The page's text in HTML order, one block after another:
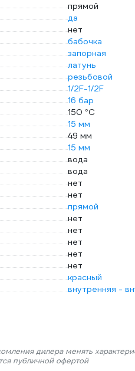
прямой
да
нет
бабочка
запорная
латунь
резьбовой
1/2F-1/2F
16 бар
150 °С
15 мм
49 мм
15 мм
вода
вода
нет
нет
прямой
нет
нет
нет
нет
нет
красный
внутренняя -
дилера менять
публичной офертой